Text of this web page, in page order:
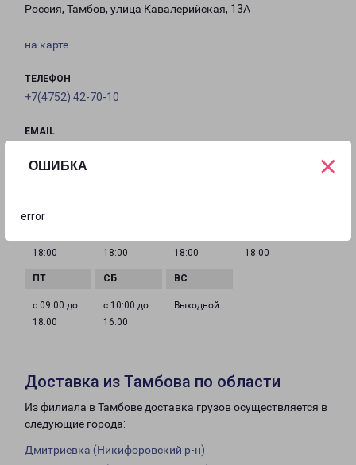
ОШИБКА
error
×
Россия, Тамбов, улица Кавалерийская, 13А
на карте
ТЕЛЕФОН
+7(4752) 42-70-10
EMAIL
18:00
18:00
18:00
18:00
с 09:00 до
18:00
с 10:00 до
16:00
Выходной
Доставка из Тамбова по области
Из филиала в Тамбове доставка грузов осуществляется в
следующие города:
Дмитриевка (Никифоровский р-н)